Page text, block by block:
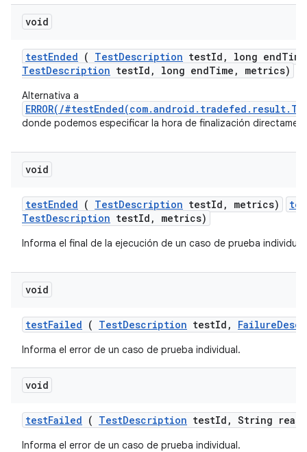
void
testEnded ( TestDescription testId , long endTime
TestDescription testId, long endTime, metrics)
Alternativa a
ERROR(/
donde podemos especificar la hora de finalización
void
testEnded ( TestDescription testId , metrics)
TestDescription testId, metrics)
Informa el final de la ejecución de un caso de prueba individual.
void
testFailed ( TestDescription testId , Failure
Informa el error de un caso de prueba individual.
void
testFailed ( TestDescription testId , String
Informa el error de un caso de prueba individual.